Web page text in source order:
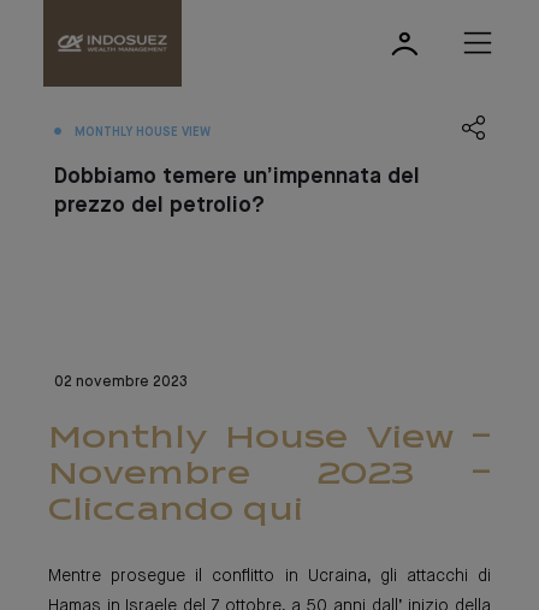
MONTHLY HOUSE VIEW
Dobbiamo temere un’impennata del
prezzo del petrolio?
02 novembre 2023
Monthly House View -
Novembre 2023 -
Cliccando qui
Mentre prosegue il conflitto in Ucraina, gli attacchi di
Hamas in Israele del 7 ottobre, a 50 anni dall’ inizio della